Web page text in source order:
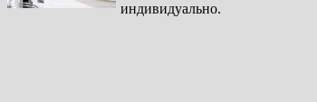
индивидуально.